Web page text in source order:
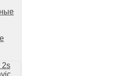
связь
для дронов
дронов
для дронов
2s